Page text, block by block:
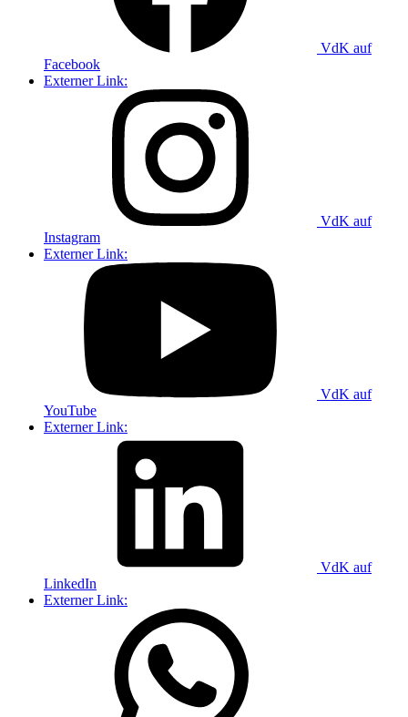
VdK auf
Facebook
Externer Link:
VdK auf
Instagram
Externer Link:
VdK auf
YouTube
Externer Link:
VdK auf
LinkedIn
Externer Link: